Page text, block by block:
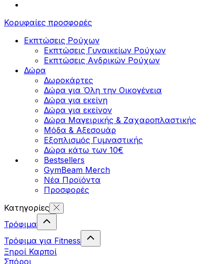
Κορυφαίες προσφορές
Εκπτώσεις Ρούχων
Εκπτώσεις Γυναικείων Ρούχων
Εκπτώσεις Aνδρικών Ρούχων
Δώρα
Δωροκάρτες
Δώρα για Όλη την Οικογένεια
Δώρα για εκείνη
Δώρα για εκείνον
Δώρα Μαγειρικής & Ζαχαροπλαστικής
Μόδα & Αξεσουάρ
Εξοπλισμός Γυμναστικής
Δώρα κάτω των 10€
Bestsellers
GymBeam Merch
Νέα Προϊόντα
Προσφορές
Κατηγορίες
Τρόφιμα
Τρόφιμα για Fitness
Ξηροί Καρποί
Σπόροι